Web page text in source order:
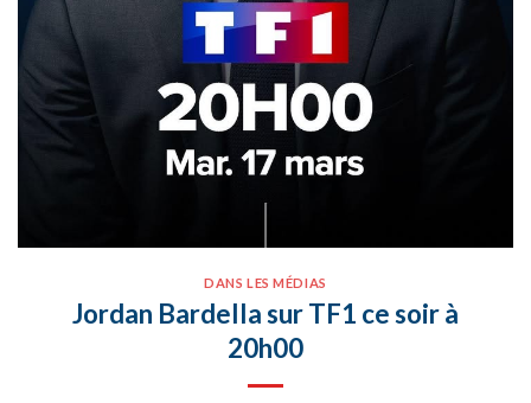
DANS LES MÉDIAS
Jordan Bardella sur TF1 ce soir à
20h00